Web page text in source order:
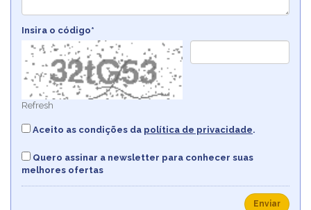
Insira o código*
Refresh
Aceito as condições da política de privacidade.
Quero assinar a newsletter para conhecer suas
melhores ofertas
Enviar